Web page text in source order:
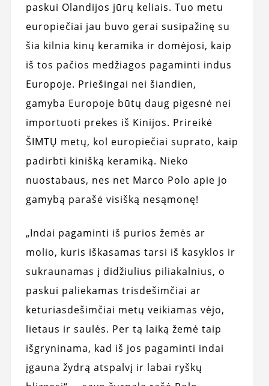
paskui Olandijos jūrų keliais. Tuo metu
europiečiai jau buvo gerai susipažinę su
šia kilnia kinų keramika ir domėjosi, kaip
iš tos pačios medžiagos pagaminti indus
Europoje. Priešingai nei šiandien,
gamyba Europoje būtų daug pigesnė nei
importuoti prekes iš Kinijos. Prireikė
ŠIMTŲ metų, kol europiečiai suprato, kaip
padirbti kinišką keramiką. Nieko
nuostabaus, nes net Marco Polo apie jo
gamybą parašė visišką nesąmonę!
„Indai pagaminti iš purios žemės ar
molio, kuris iškasamas tarsi iš kasyklos ir
sukraunamas į didžiulius piliakalnius, o
paskui paliekamas trisdešimčiai ar
keturiasdešimčiai metų veikiamas vėjo,
lietaus ir saulės. Per tą laiką žemė taip
išgryninama, kad iš jos pagaminti indai
įgauna žydrą atspalvį ir labai ryškų